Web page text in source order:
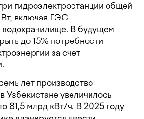
гидроэлектростанции общей
включая ГЭС
водохранилище. В будущем
до 15% потребности
за счет
лет производство
Узбекистане увеличилось
81,5 млрд кВт/ч. В 2025 году